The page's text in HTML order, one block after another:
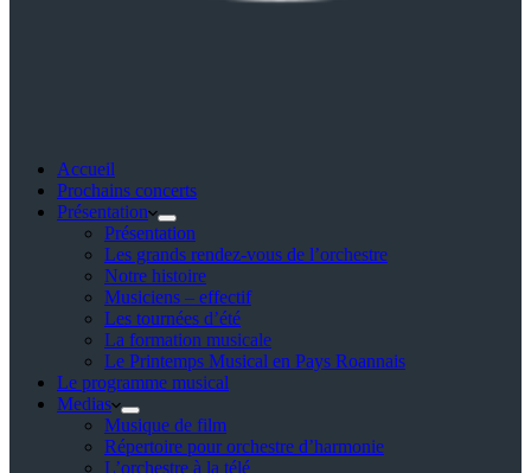
Accueil
Prochains concerts
Présentation
Présentation
Les grands rendez-vous de l’orchestre
Notre histoire
Musiciens – effectif
Les tournées d’été
La formation musicale
Le Printemps Musical en Pays Roannais
Le programme musical
Medias
Musique de film
Répertoire pour orchestre d’harmonie
L’orchestre à la télé